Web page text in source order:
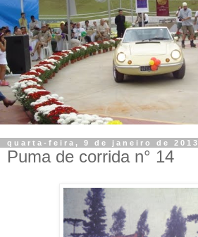
quarta-feira, 9 de janeiro de 2013
Puma de corrida n° 14